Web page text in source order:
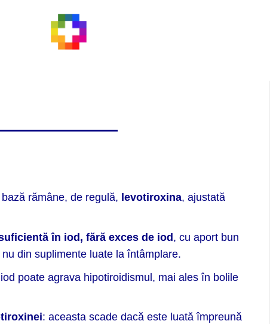
rămâne, de regulă, levotiroxina, ajustată
în iod, fără exces de iod, cu aport bun
din suplimente luate la întâmplare.
poate agrava hipotiroidismul, mai ales în bolile
: aceasta scade dacă este luată împreună